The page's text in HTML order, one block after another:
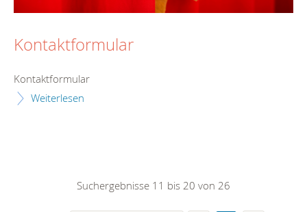
Kontaktformular
Kontaktformular
Weiterlesen
Suchergebnisse 11 bis 20 von 26